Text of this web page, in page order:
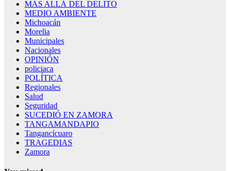
MÁS ALLÁ DEL DELITO
MEDIO AMBIENTE
Michoacán
Morelia
Municipales
Nacionales
OPINIÓN
policiaca
POLÍTICA
Regionales
Salud
Seguridad
SUCEDIÓ EN ZAMORA
TANGAMANDAPIO
Tangancícuaro
TRAGEDIAS
Zamora